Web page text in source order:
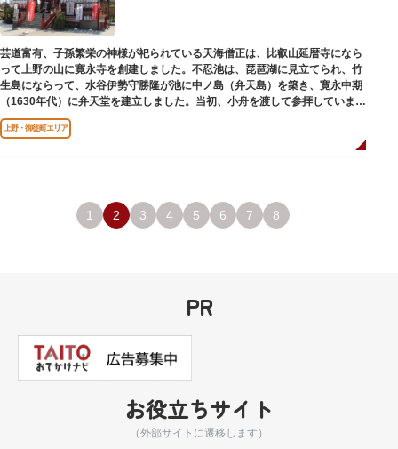
芸道富有、子孫繁栄の神様が祀られている天海僧正は、比叡山延暦寺になら
って上野の山に寛永寺を創建しました。不忍池は、琵琶湖に見立てられ、竹
生島にならって、水谷伊勢守勝隆が池に中ノ島（弁天島）を築き、寛永中期
（1630年代）に弁天堂を建立しました。当初、小舟を渡して参拝していまし
たが、後に橋が架けられました。
上野・御徒町エリア
1 2 3 4 5 6 7 8
PR
お役立ちサイト
（外部サイトに遷移します）